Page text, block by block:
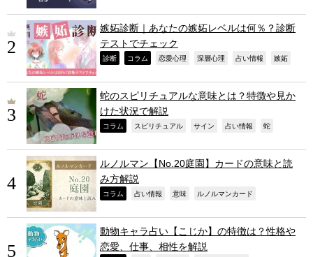
嫉妬診断｜あなたの嫉妬レベルは何％？診断
テストでチェック
診断 コラム 恋愛心理 深層心理 占い情報 嫉妬
蛇のスピリチュアルな意味とは？特徴や見か
けた状況で解説
コラム スピリチュアル サイン 占い情報 蛇
ルノルマン【No.20庭園】カードの意味と読
み方解説
コラム 占い情報 意味 ルノルマンカード
動物キャラ占い【こじか】の特徴は？性格や
恋愛、仕事、相性を解説